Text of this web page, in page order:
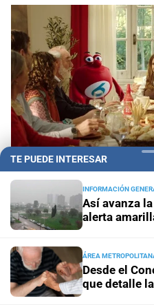
Sorteo Aniversario Quini
millones, con 3 millones
Sale
Visitas guiadasLas
cerca los Juegos
TE PUEDE INTERESAR
INFORMACIÓN
Así avanza
alerta
ÁREA
Desde el
que detalle